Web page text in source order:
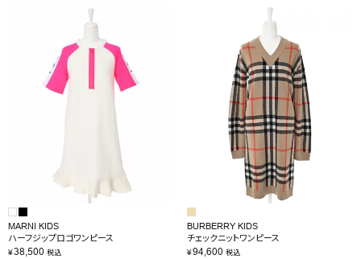
MARNI KIDS
ハーフジップロゴワンピース
¥38,500 税込
BURBERRY KIDS
チェックニットワンピース
¥94,600 税込